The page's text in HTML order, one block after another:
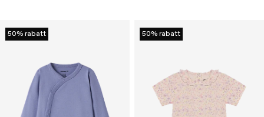
50% rabatt 50% rabatt